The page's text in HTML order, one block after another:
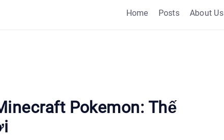
Home Posts About Us
Pokemon: Thế